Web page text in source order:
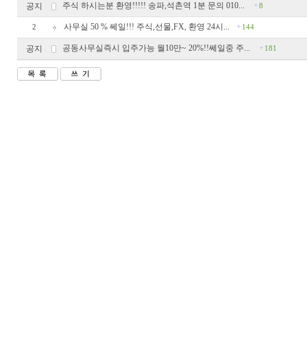
공지 주식 하시는분 환영!!!!! 송파,석촌역 1분 문의 010... 8
2 사무실 50 % 쎄일!!! 주식,선물,FX, 환영 24시... 144
공지 공동사무실즉시 입주가능 월10만~ 20%!!쎄일중 주... 181